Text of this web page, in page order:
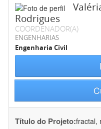
Rodrigues
COORDENADOR(A)
ENGENHARIAS
Engenharia Civil
Título do Projeto:fractal,